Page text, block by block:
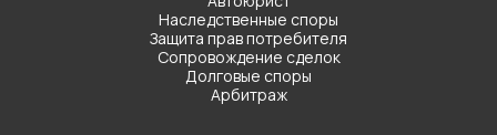
Наследственные споры
Защита прав потребителя
Сопровождение сделок
Долговые споры
Арбитраж